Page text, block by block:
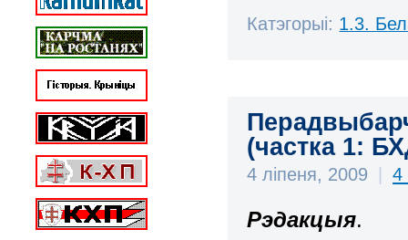
Катэгорыі: 1.3.
(частка 1:
4 ліпеня, 2009 4
Рэдакцыя.